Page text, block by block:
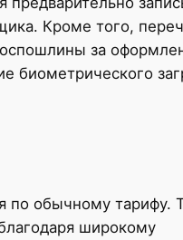
Кроме того,
за
биометрического
по обычному тарифу.
широкому